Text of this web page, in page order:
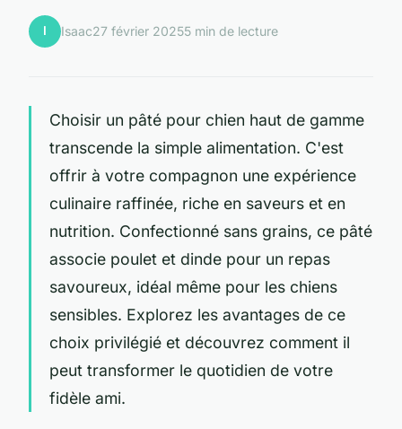
I Isaac27 février 20255 min de lecture
Choisir un pâté pour chien haut de gamme
transcende la simple alimentation. C'est
offrir à votre compagnon une expérience
culinaire raffinée, riche en saveurs et en
nutrition. Confectionné sans grains, ce pâté
associe poulet et dinde pour un repas
savoureux, idéal même pour les chiens
sensibles. Explorez les avantages de ce
choix privilégié et découvrez comment il
peut transformer le quotidien de votre
fidèle ami.